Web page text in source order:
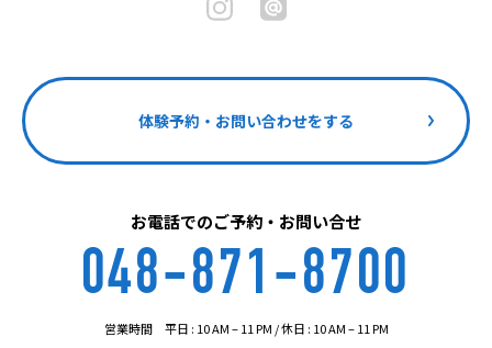
体験予約・お問い合わせをする
お電話でのご予約・お問い合せ
048-871-8700
営業時間 平日 : 10 AM – 11 PM / 休日 : 10 AM – 11 PM